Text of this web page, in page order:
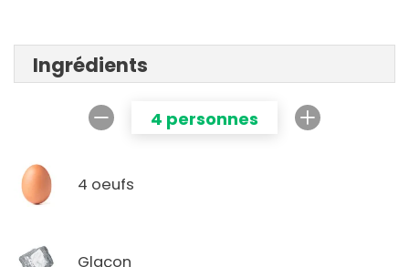
Ingrédients
4 personnes
4 oeufs
Glaçon